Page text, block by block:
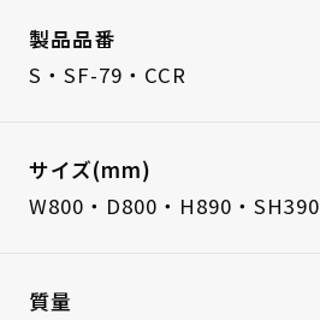
製品品番
S・SF-79・CCR
サイズ(mm)
W800・D800・H890・SH390
質量